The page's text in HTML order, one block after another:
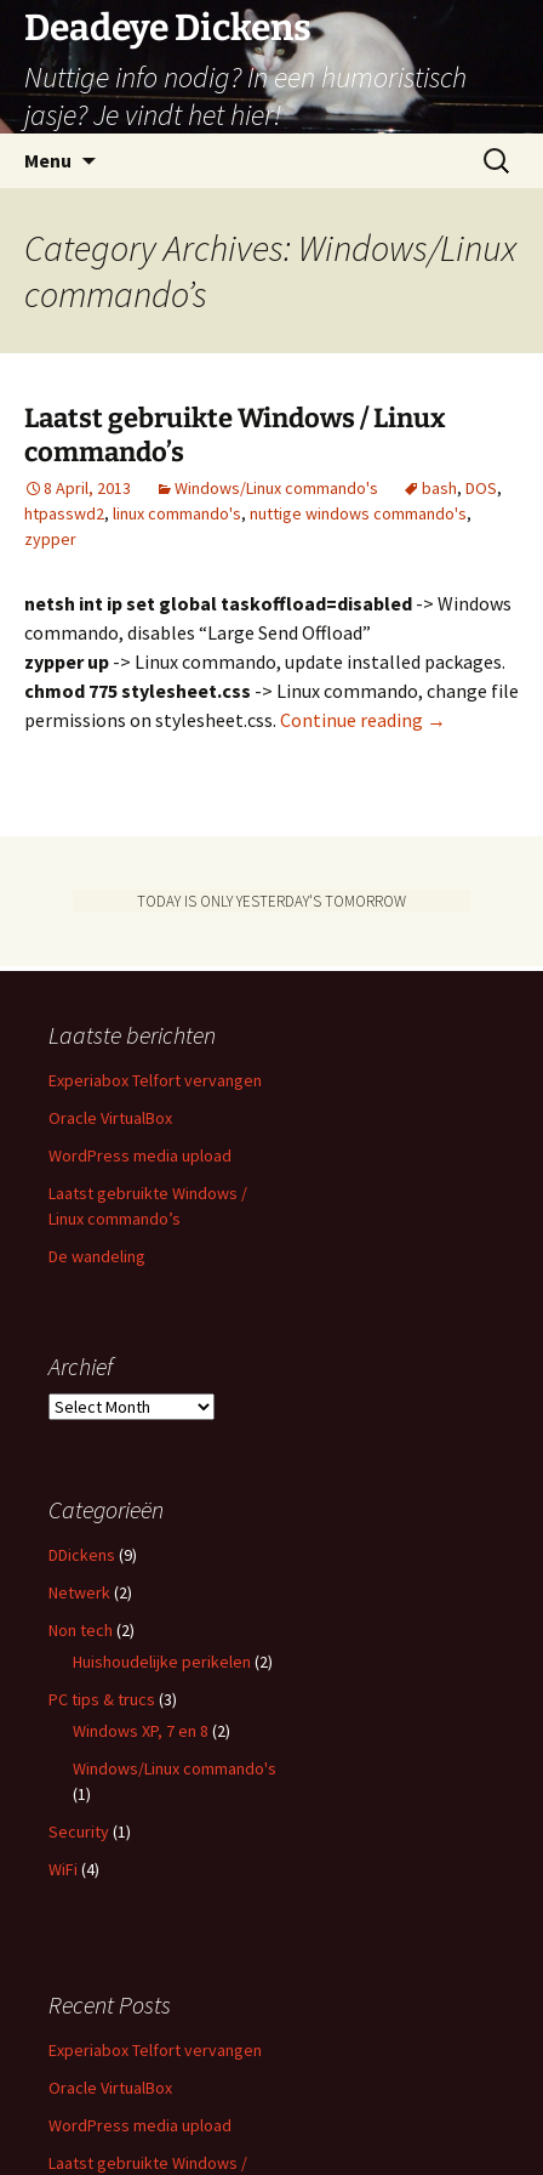
Skip
content
Deadeye Dickens
Nuttige info nodig? In een humoristisch
jasje? Je vindt het hier!
Menu
Search
for:
Category Archives: Windows/Linux
commando’s
Laatst gebruikte Windows / Linux
commando’s
8 April, 2013 Windows/Linux commando's bash, DOS,
htpasswd2, linux commando's, nuttige windows commando's,
zypper
netsh int ip set global taskoffload=disabled -> Windows
commando, disables “Large Send Offload”
zypper up -> Linux commando, update installed packages.
chmod 775 stylesheet.css -> Linux commando, change file
permissions on stylesheet.css. Continue reading Laatst
→
TODAY IS ONLY YESTERDAY'S TOMORROW
Laatste berichten
Experiabox Telfort vervangen
Oracle VirtualBox
WordPress media upload
Laatst gebruikte Windows /
Linux commando’s
De wandeling
Archief
Archief
Categorieën
DDickens (9)
Netwerk(2)
Non tech (2)
Huishoudelijke perikelen (2)
PC tips & trucs (3)
Windows XP, 7 en 8 (2)
Windows/Linux commando's
(1)
Security(1)
WiFi (4)
Recent Posts
Experiabox Telfort vervangen
Oracle VirtualBox
WordPress media upload
Laatst gebruikte Windows /